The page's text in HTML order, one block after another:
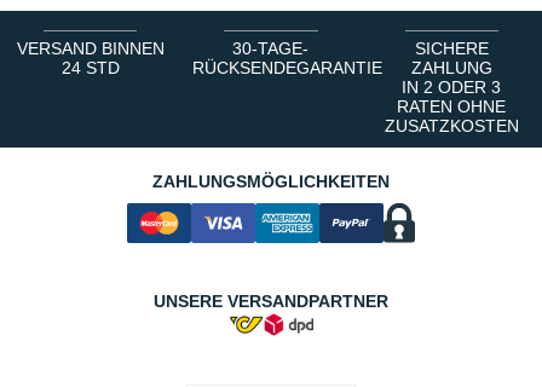
VERSAND BINNEN
24 STD
30-TAGE-
RÜCKSENDEGARANTIE
SICHERE
ZAHLUNG
IN 2 ODER 3
RATEN OHNE
ZUSATZKOSTEN
ZAHLUNGSMÖGLICHKEITEN
UNSERE VERSANDPARTNER